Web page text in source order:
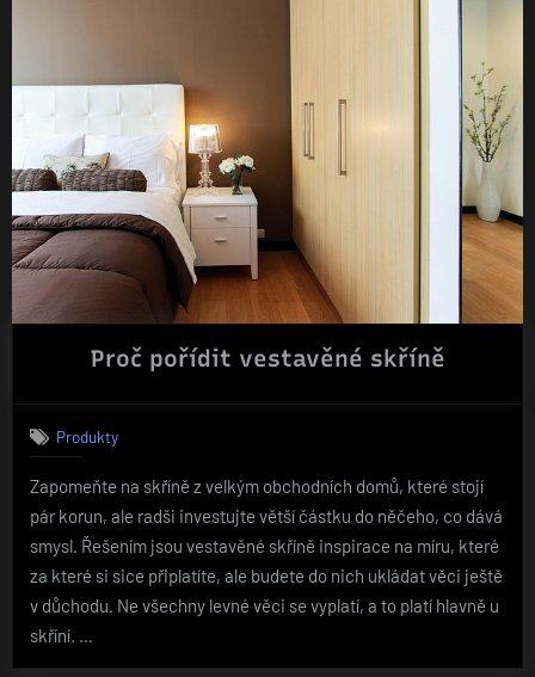
Proč pořídit vestavěné skříně
Produkty
Zapomeňte na skříně z velkým obchodních domů, které stojí
pár korun, ale radši investujte větší částku do něčeho, co dává
smysl. Řešením jsou vestavěné skříně inspirace na míru, které
za které si sice připlatíte, ale budete do nich ukládat věci ještě
v důchodu. Ne všechny levné věci se vyplatí, a to platí hlavně u
skříní. …